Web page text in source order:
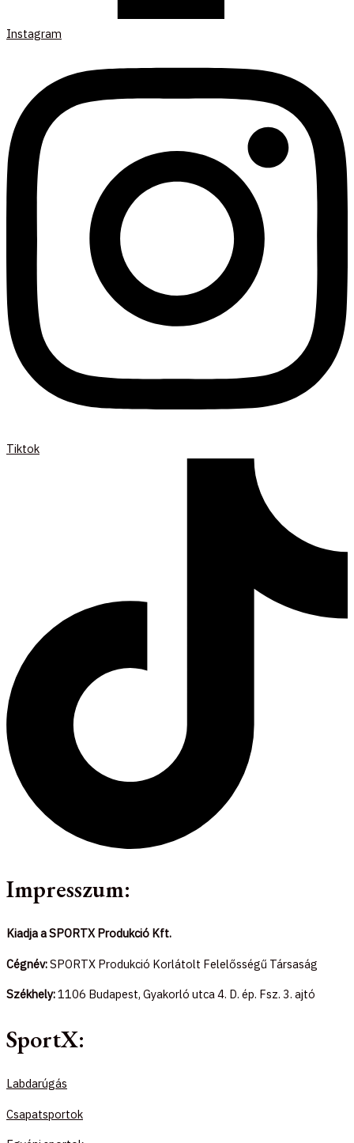
Instagram
Tiktok
Impresszum:
Kiadja a SPORTX Produkció Kft.
Cégnév:SPORTX Produkció Korlátolt Felelősségű Társaság
Székhely:1106 Budapest, Gyakorló utca 4. D. ép. Fsz. 3. ajtó
SportX:
Labdarúgás
Csapatsportok